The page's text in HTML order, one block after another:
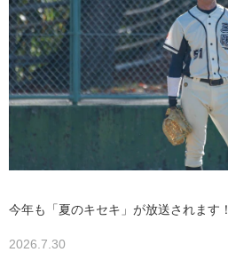
今年も「夏のキセキ」が放送されます！
2026.7.30